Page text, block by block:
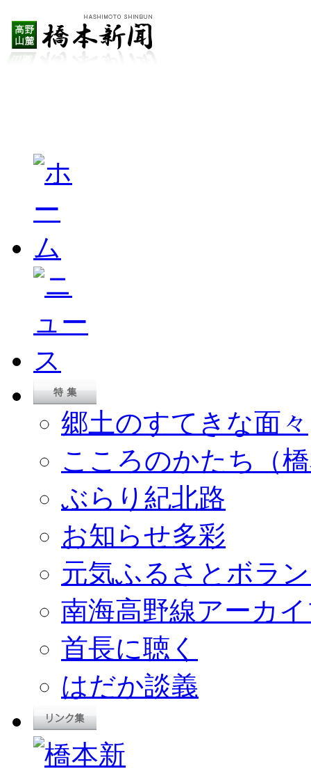
郷土のすてきな面々
こころのかたち（
ぶらり紀北路
お知らせ多彩
元気ふるさとボラ
南海高野線アーカ
首長に聴く
はだか談義